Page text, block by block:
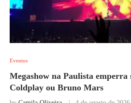
Eventos
Megashow na Paulista emperra
Coldplay ou Bruno Mars